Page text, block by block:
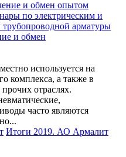
и обмен
используется на
комплекса, а также в
отраслях.
часто являются
Итоги 2019. АО Армалит